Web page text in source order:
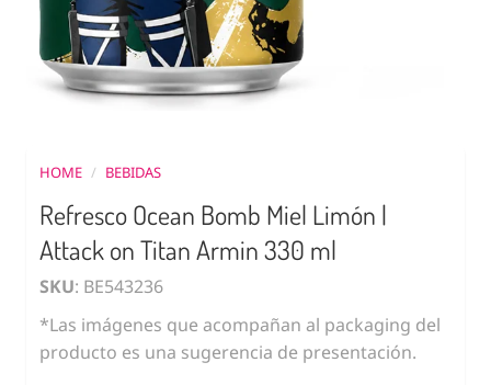
HOME / BEBIDAS
Refresco Ocean Bomb Miel Limón |
Attack on Titan Armin 330 ml
SKU: BE543236
*Las imágenes que acompañan al packaging del
producto es una sugerencia de presentación.